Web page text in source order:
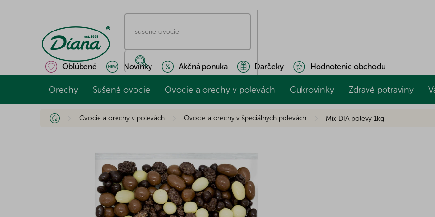
Obľúbené Novinky Akčná ponuka Darčeky Hodnotenie obchodu
Orechy Sušené ovocie Ovocie a orechy v polevách Cukrovinky Zdravé potraviny
DomovOvocie a orechy v polevách Ovocie a orechy v špeciálnych polevách Mix DIA polevy 1kg